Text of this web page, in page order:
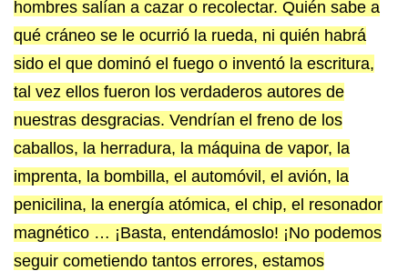
hombres salían a cazar o recolectar. Quién sabe a
qué cráneo se le ocurrió la rueda, ni quién habrá
sido el que dominó el fuego o inventó la escritura,
tal vez ellos fueron los verdaderos autores de
nuestras desgracias. Vendrían el freno de los
caballos, la herradura, la máquina de vapor, la
imprenta, la bombilla, el automóvil, el avión, la
penicilina, la energía atómica, el chip, el resonador
magnético … ¡Basta, entendámoslo! ¡No podemos
seguir cometiendo tantos errores, estamos